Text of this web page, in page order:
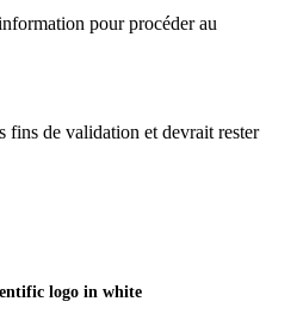
pour procéder au
fins de validation et devrait rester